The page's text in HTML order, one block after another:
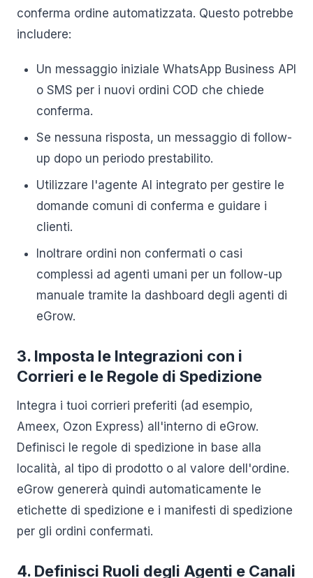
conferma ordine automatizzata. Questo potrebbe
includere:
Un messaggio iniziale WhatsApp Business API
o SMS per i nuovi ordini COD che chiede
conferma.
Se nessuna risposta, un messaggio di follow-
up dopo un periodo prestabilito.
Utilizzare l'agente AI integrato per gestire le
domande comuni di conferma e guidare i
clienti.
Inoltrare ordini non confermati o casi
complessi ad agenti umani per un follow-up
manuale tramite la dashboard degli agenti di
eGrow.
3. Imposta le Integrazioni con i
Corrieri e le Regole di Spedizione
Integra i tuoi corrieri preferiti (ad esempio,
Ameex, Ozon Express) all'interno di eGrow.
Definisci le regole di spedizione in base alla
località, al tipo di prodotto o al valore dell'ordine.
eGrow genererà quindi automaticamente le
etichette di spedizione e i manifesti di spedizione
per gli ordini confermati.
4. Definisci Ruoli degli Agenti e Canali